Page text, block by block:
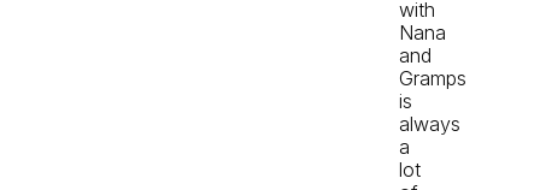
with
Nana
and
Gramps
is
always
a
lot